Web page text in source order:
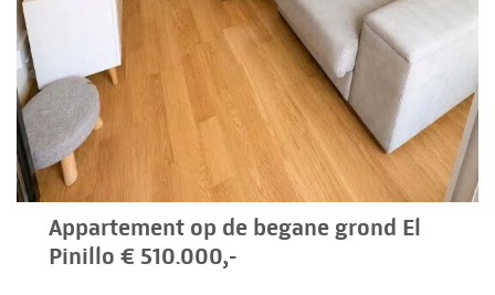
Appartement op de begane grond El
Pinillo € 510.000,-